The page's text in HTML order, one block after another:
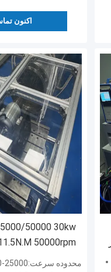
اکنون
50000 30kw
موتور هواپیمایی
محدوده سرعت:25000-50000